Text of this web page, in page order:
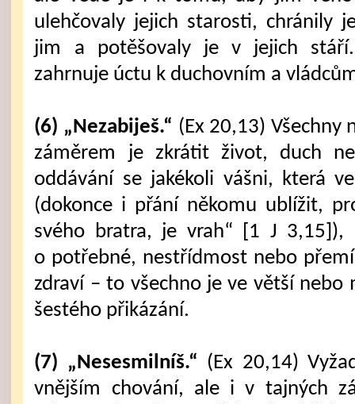
ulehčovaly jejich starosti, chránily
jim a potěšovaly je v jejich
zahrnuje úctu k duchovním a
(6) „Nezabiješ.“ (Ex 20,13) Všechny
záměrem je zkrátit život, duch
oddávání se jakékoli vášni, která
(dokonce i přání někomu ublížit,
svého bratra, je vrah“ [1 J 3,15]),
o potřebné, nestřídmost nebo
zdraví – to všechno je ve větší
šestého přikázání.
(7) „Nesesmilníš.“ (Ex 20,14)
vnějším chování, ale i v tajných